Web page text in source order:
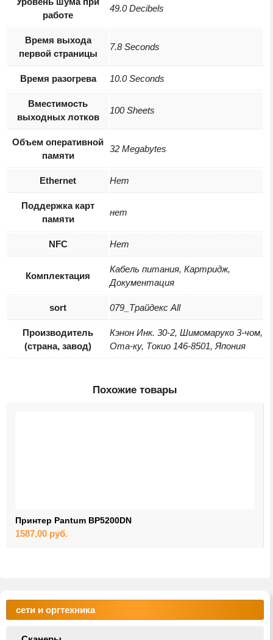
работе
49.0 Decibels
Время выхода
первой страницы
7.8 Seconds
Время разогрева 10.0 Seconds
Вместимость
выходных лотков
100 Sheets
Объем оперативной
памяти
32 Megabytes
Ethernet Нет
Поддержка карт
памяти
нет
NFC Нет
Комплектация
Кабель питания, Картридж,
Документация
sort 079_Трайдекс All
Производитель
(страна, завод)
Кэнон Инк. 30-2, Шимомаруко 3-чом,
Ота-ку, Токио 146-8501, Япония
Похожие товары
Принтер Pantum BP5200DN
1587,00 руб.
сети и оргтехника